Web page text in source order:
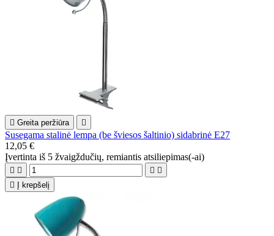
 Greita peržiūra 
Susegama stalinė lempa (be šviesos šaltinio) sidabrinė E27
12,05 €
Įvertinta iš 5 žvaigždučių, remiantis atsiliepimas(-ai)
   

Į krepšelį